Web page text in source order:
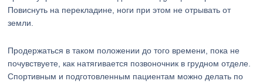
Повиснуть на перекладине, ноги при этом не отрывать от
земли.
Продержаться в таком положении до того времени, пока не
почувствуете, как натягивается позвоночник в грудном отделе.
Спортивным и подготовленным пациентам можно делать по